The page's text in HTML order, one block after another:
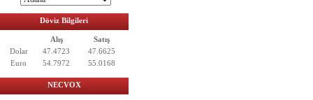
Döviz Bilgileri
Alış
Satış
Dolar
47.4723
47.6625
Euro
54.7972 55.0168
NECVOX